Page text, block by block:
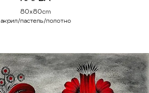
80x80cm
акрил/пастель/полотно